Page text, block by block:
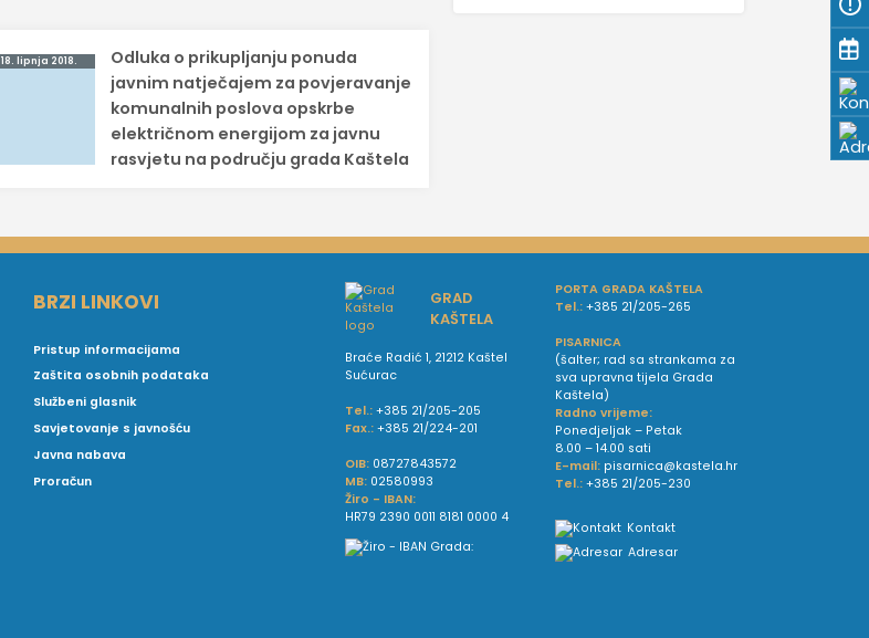
18. lipnja 2018.
Odluka o prikupljanju ponuda
javnim natječajem za povjeravanje
komunalnih poslova opskrbe
električnom energijom za javnu
rasvjetu na području grada Kaštela
BRZI LINKOVI
Pristup informacijama
Zaštita osobnih podataka
Službeni glasnik
Savjetovanje s javnošću
Javna nabava
Proračun
GRAD
KAŠTELA
Braće Radić 1, 21212 Kaštel
Sućurac
Tel.: +385 21/205-205
Fax.: +385 21/224-201
OIB: 08727843572
MB: 02580993
Žiro - IBAN:
HR79 2390 0011 8181 0000 4
PORTA GRADA KAŠTELA
Tel.: +385 21/205-265
PISARNICA
(šalter; rad sa strankama za
sva upravna tijela Grada
Kaštela)
Radno vrijeme:
Ponedjeljak – Petak
8.00 – 14.00 sati
E-mail: pisarnica@kastela.hr
Tel.: +385 21/205-230
Kontakt
Adresar